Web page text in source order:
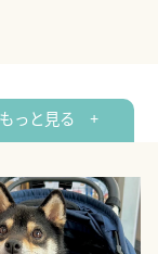
もっと見る +